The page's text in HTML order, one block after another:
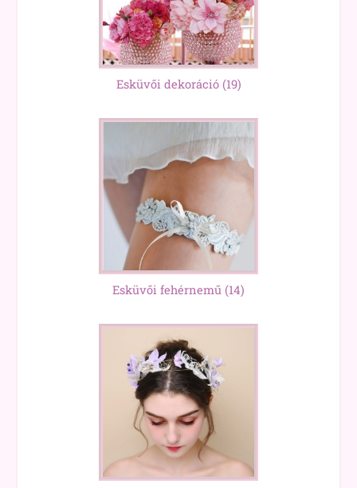
Esküvői dekoráció(19)
Esküvői fehérnemű (14)